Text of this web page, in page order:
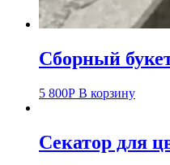
Сборный
5 800Р В корзину
Секатор для